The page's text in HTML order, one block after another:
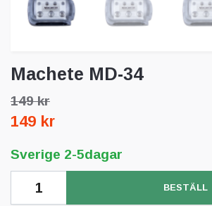
Machete MD-34
149 kr
149 kr
Sverige 2-5dagar
BESTÄLL